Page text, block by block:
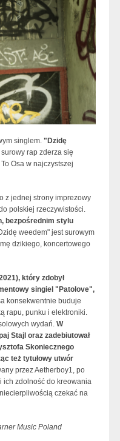
singlem. "Dzidę
rap zderza się
Osa w najczystszej
z jednej strony imprezowy
polskiej rzeczywistości.
bezpośrednim stylu
weedem" jest surowym
dzikiego, koncertowego
który zdobył
singiel "Patolove",
konsekwentnie buduje
rapu, punku i elektroniki.
wydań. W
Stajl oraz zadebiutował
Skoniecznego
też tytułowy utwór
przez Aetherboy1, po
ich zdolność do kreowania
czekać na
Music Poland